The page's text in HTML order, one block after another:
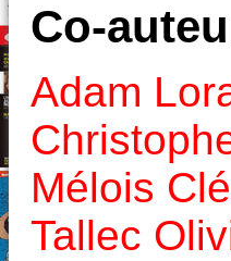
Co-
Adam
Mélois
Tallec